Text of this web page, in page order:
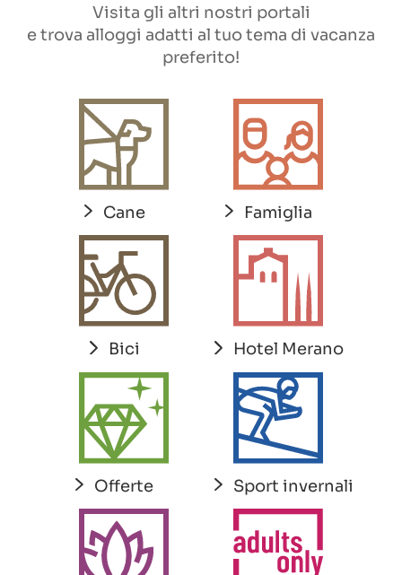
Visita gli altri nostri portali
e trova alloggi adatti al tuo tema di vacanza
preferito!
Cane Famiglia
Bici Hotel Merano
Offerte Sport invernali